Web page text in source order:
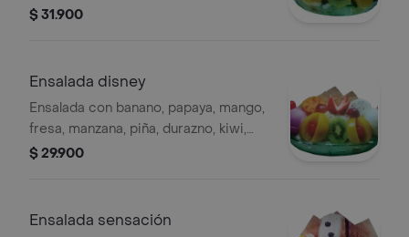
pitahaya, queso, 2 bolas helado, platillo
$ 31.900
Ensalada disney
Ensalada con banano, papaya, mango,
fresa, manzana, piña, durazno, kiwi,
pitahaya, uva, queso, 2 bolas de
$ 29.900
Ensalada sensación